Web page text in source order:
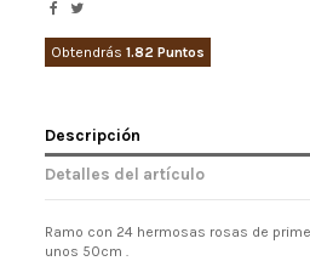
Obtendrás1.82 Puntos
Descripción
Detalles del artículo
Ramo con 24 hermosas rosas de
unos 50cm .